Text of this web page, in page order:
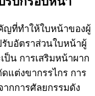
ญที่ทำให้ใบหน้าของผู้
บอัตราส่วนใบหน้าผู้
ป็น การเสริมหน้าผาก
ดแต่งขากรรไกร การ
กการศัลยกรรมดัง